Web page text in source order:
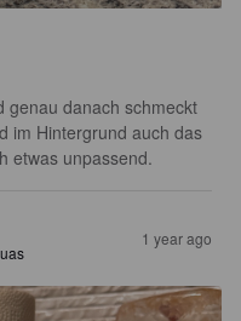
genau danach schmeckt
im Hintergrund auch das
etwas unpassend.
1 year ago